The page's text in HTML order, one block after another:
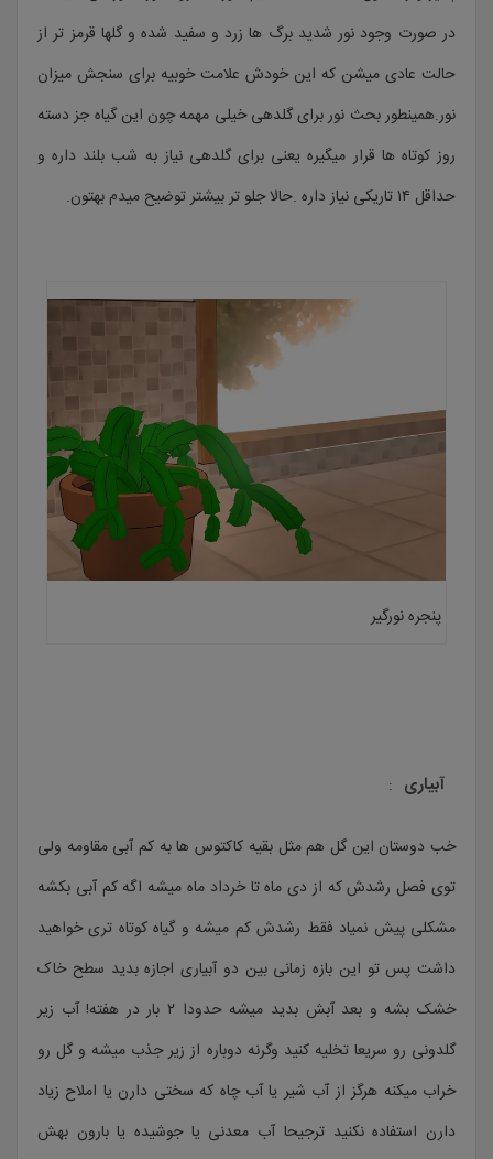
در صورت وجود نور شدید برگ ها زرد و سفید شده و گلها قرمز تر از
حالت عادی میشن که این خودش علامت خوبیه برای سنجش میزان
نور.همینطور بحث نور برای گلدهی خیلی مهمه چون این گیاه جز دسته
روز کوتاه ها قرار میگیره یعنی برای گلدهی نیاز به شب بلند داره و
حداقل ۱۴ تاریکی نیاز داره .حالا جلو تر بیشتر توضیح میدم بهتون.
پنجره نورگیر
آبیاری :
خب دوستان این گل هم مثل بقیه کاکتوس ها به کم آبی مقاومه ولی
توی فصل رشدش که از دی ماه تا خرداد ماه میشه اگه کم آبی بکشه
مشکلی پیش نمیاد فقط رشدش کم میشه و گیاه کوتاه تری خواهید
داشت پس تو این بازه زمانی بین دو آبیاری اجازه بدید سطح خاک
خشک بشه و بعد آبش بدید میشه حدودا ۲ بار در هفته! آب زیر
گلدونی رو سریعا تخلیه کنید وگرنه دوباره از زیر جذب میشه و گل رو
خراب میکنه هرگز از آب شیر یا آب چاه که سختی دارن یا املاح زیاد
دارن استفاده نکنید ترجیحا آب معدنی یا جوشیده یا بارون بهش